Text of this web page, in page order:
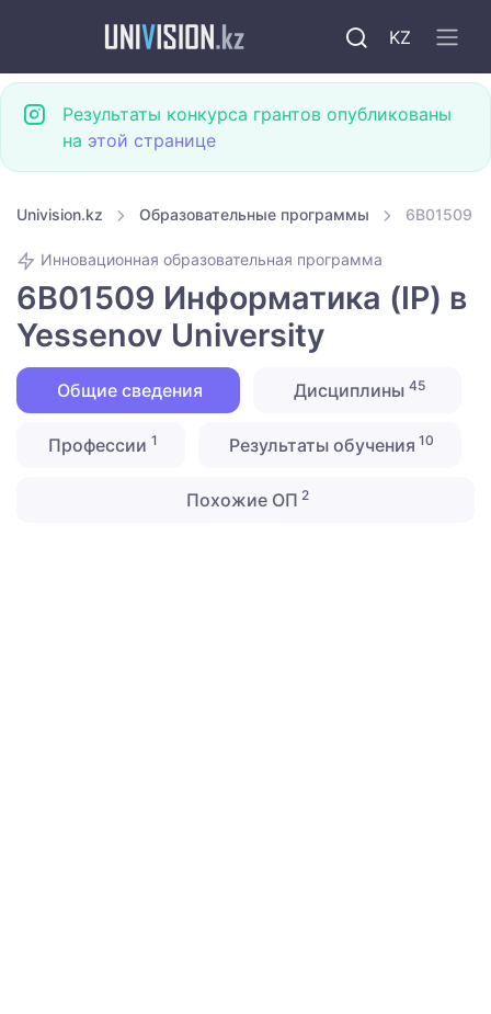
KZ
Результаты конкурса грантов опубликованы
на этой странице
Univision.kz Образовательные программы 6B01509
Инновационная образовательная программа
6B01509 Информатика (IP) в
Yessenov University
Общие сведения Дисциплины 45
Профессии 1 Результаты обучения 10
Похожие ОП 2